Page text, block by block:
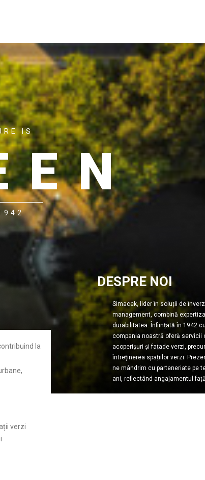
IS
DESPRE NOI
Simacek, lider în soluții de
management, combină
durabilitatea. Înființată în 1942
compania noastră oferă servicii
acoperișuri și fațade verzi,
întreținerea spațiilor verzi.
ne mândrim cu parteneriate pe
ani, reflectând angajamentul
la
verzi